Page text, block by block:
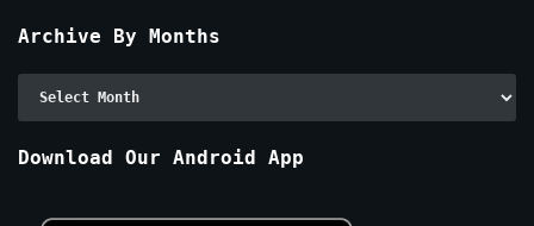
Archive By Months
Download Our Android App